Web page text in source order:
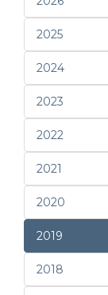
2025
2024
2023
2022
2021
2020
2019
2018